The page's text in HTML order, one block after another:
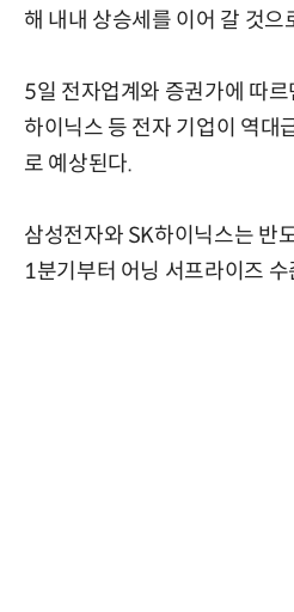
해 내내 상승세를 이어 갈 것으
5일 전자업계와 증권가에 따
하이닉스 등 전자 기업이 역대
로 예상된다.
삼성전자와 SK하이닉스는 반
1분기부터 어닝 서프라이즈